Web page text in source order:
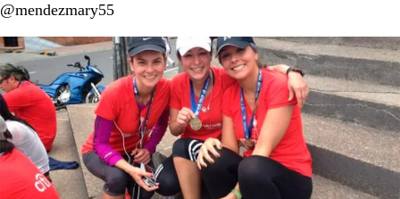
@mendezmary55